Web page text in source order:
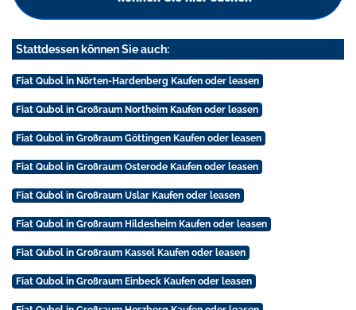
Stattdessen können Sie auch:
Fiat Qubol in Nörten-Hardenberg Kaufen oder leasen
Fiat Qubol in Großraum Northeim Kaufen oder leasen
Fiat Qubol in Großraum Göttingen Kaufen oder leasen
Fiat Qubol in Großraum Osterode Kaufen oder leasen
Fiat Qubol in Großraum Uslar Kaufen oder leasen
Fiat Qubol in Großraum Hildesheim Kaufen oder leasen
Fiat Qubol in Großraum Kassel Kaufen oder leasen
Fiat Qubol in Großraum Einbeck Kaufen oder leasen